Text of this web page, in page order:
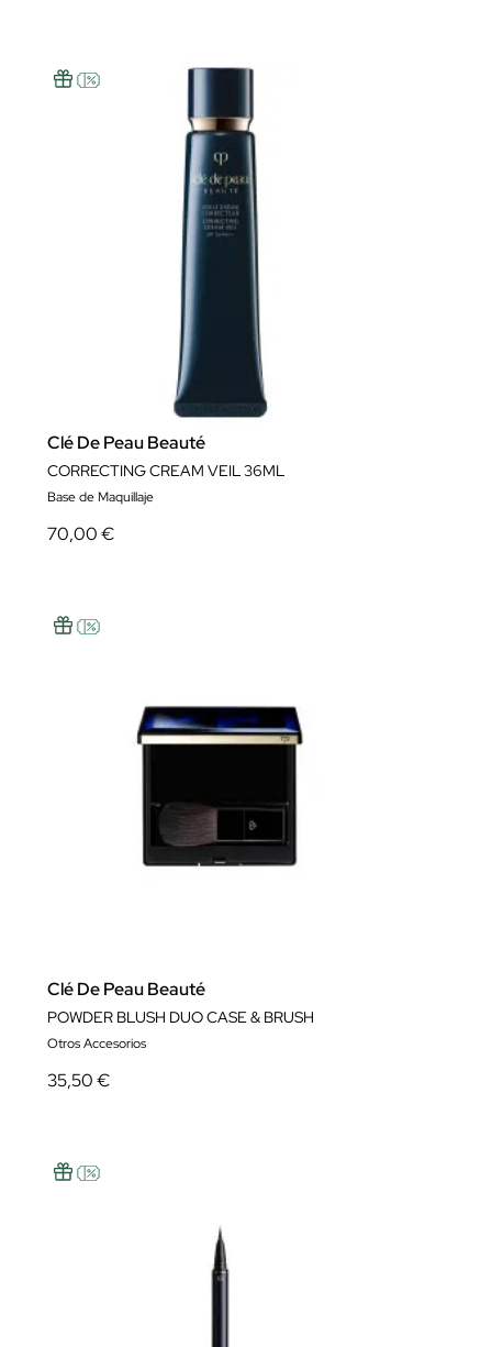
Clé De Peau Beauté
CORRECTING CREAM VEIL 36ML
Base de Maquillaje
70,00 €
Clé De Peau Beauté
POWDER BLUSH DUO CASE & BRUSH
Otros Accesorios
35,50 €